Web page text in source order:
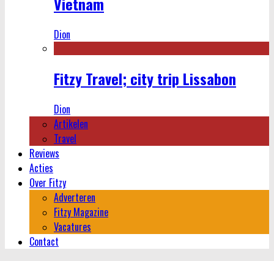
Dion
Fitzy Travel; city trip Lissabon
Dion
Artikelen
Travel
Reviews
Acties
Over Fitzy
Adverteren
Fitzy Magazine
Vacatures
Contact